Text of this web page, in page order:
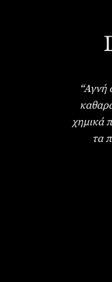
“Αγνή
χημικά
τα